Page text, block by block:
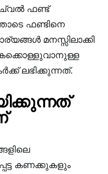
ഫണ്ട്
ഫണ്ടിനെ
മനസ്സിലാക്കി
ലഭിക്കുന്നത്.
കണക്കുകളും